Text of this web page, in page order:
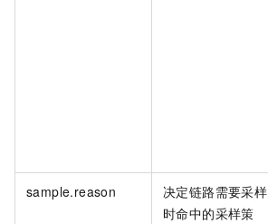
sample.reason
决定链路需要采样
时命中的采样策